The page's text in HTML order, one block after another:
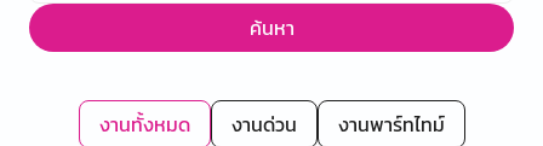
ค้นหา
งานทั้งหมด งานด่วน
งานพาร์ทไทม์